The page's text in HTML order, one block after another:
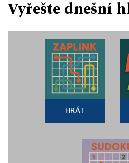
Vyřešte dnešní
HRÁT